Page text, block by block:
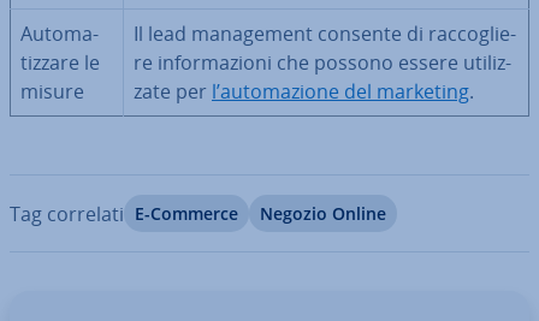
Au­to­ma­
tiz­za­re le
misure
Il lead ma­na­ge­ment consente di rac­co­glie­
re in­for­ma­zio­ni che possono essere uti­liz­
za­te per l’au­to­ma­zio­ne del marketing.
Tag correlati E-Commerce Negozio Online